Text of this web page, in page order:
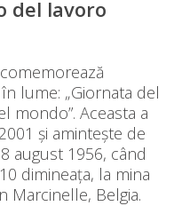
del lavoro
lume: „Giornata del
mondo”. Aceasta a
și amintește de
august 1956, când
dimineața, la mina
Marcinelle, Belgia.